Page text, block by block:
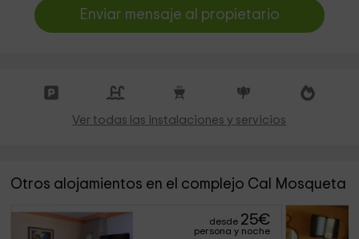
Enviar mensaje al propietario
Ver todas las instalaciones y servicios
Otros alojamientos en el complejo Cal Mosqueta
desde 25€
persona y noche